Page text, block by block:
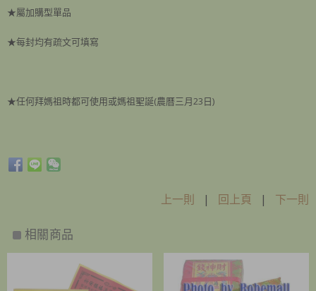
★屬加購型單品
★每封均有疏文可填寫
★任何拜媽祖時都可使用或媽祖聖誕(農曆三月23日)
上一則 | 回上頁 | 下一則
相關商品